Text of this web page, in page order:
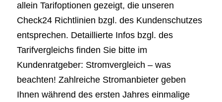
allein Tarifoptionen gezeigt, die unseren
Check24 Richtlinien bzgl. des Kundenschutzes
entsprechen. Detaillierte Infos bzgl. des
Tarifvergleichs finden Sie bitte im
Kundenratgeber: Stromvergleich – was
beachten! Zahlreiche Stromanbieter geben
Ihnen während des ersten Jahres einmalige